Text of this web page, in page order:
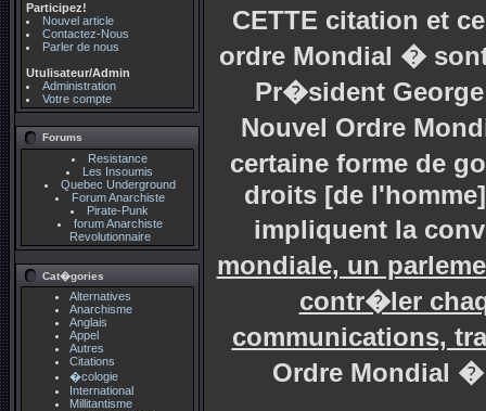
Participez!
Nouvel article
Contactez-Nous
Parler de nous
Utulisateur/Admin
Administration
Votre compte
Forums
Resistance
Les Insoumis
Quebec Underground
Forum Anarchiste
Pirate-Punk
forum Anarchiste
Revolutionnaire
Cat�gories
Alternatives
Anarchisme
Anglais
Appel
Autres
Citations
�cologie
International
Millitantisme
CETTE citation et
ordre Mondial �
Pr�sident
Nouvel Ordre
certaine forme de
droits [de
impliquent la
mondiale, un
contr�ler
communications,
Ordre Mondial